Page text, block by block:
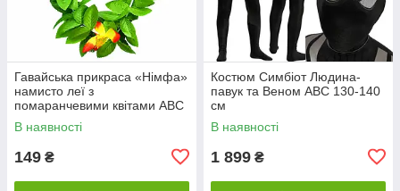
Гавайська прикраса «Німфа»
намисто леї з
помаранчевими квітами ABC
В наявності
149 ₴
Костюм Симбіот Людина-
павук та Веном ABC 130-140
см
В наявності
1 899 ₴